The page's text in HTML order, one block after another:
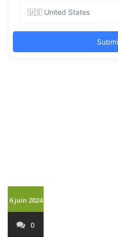
6 juin 2024
0